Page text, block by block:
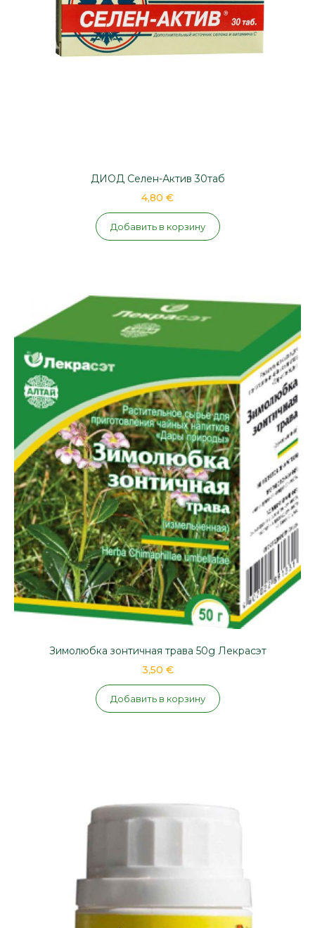
ДИОД Селен-Актив 30таб
4,80 €
Добавить в корзину
Зимолюбка зонтичная трава 50g Лекрасэт
3,50 €
Добавить в корзину